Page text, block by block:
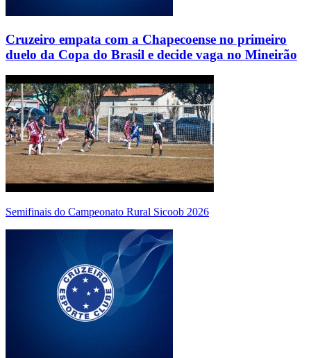
Cruzeiro empata com a Chapecoense no primeiro
duelo da Copa do Brasil e decide vaga no Mineirão
Semifinais do Campeonato Rural Sicoob 2026